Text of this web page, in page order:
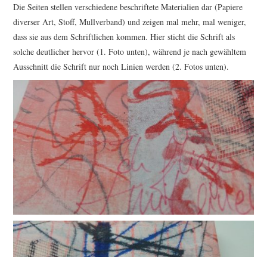
Die Seiten stellen verschiedene beschriftete Materialien dar (Papiere
diverser Art, Stoff, Mullverband) und zeigen mal mehr, mal weniger,
dass sie aus dem Schriftlichen kommen. Hier sticht die Schrift als
solche deutlicher hervor (1. Foto unten), während je nach gewähltem
Ausschnitt die Schrift nur noch Linien werden (2. Fotos unten).